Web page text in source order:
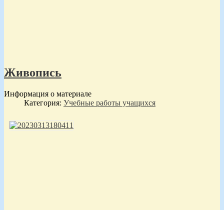
Живопись
Информация о материале
Категория: Учебные работы учащихся